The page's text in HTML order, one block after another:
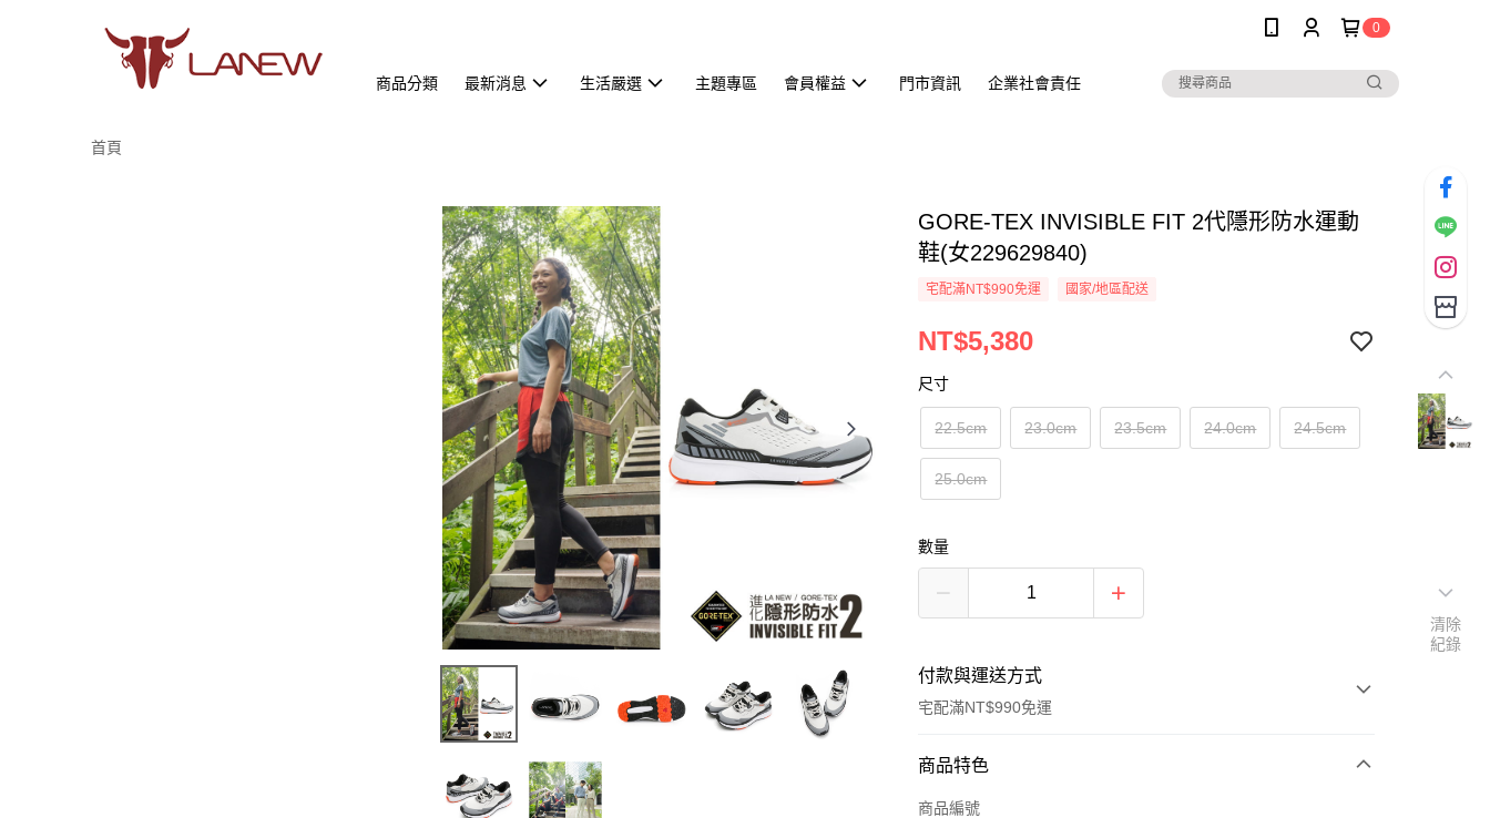
0
商品分類 最新消息 生活嚴選 主題專區 會員權益 門市資訊 企業社會責任
首頁
GORE-TEX INVISIBLE FIT 2代隱形防水運動
鞋(女229629840)
宅配滿NT$990免運 國家/地區配送
NT$5,380
尺寸
22.5cm 23.0cm 23.5cm 24.0cm 24.5cm
25.0cm
數量
付款與運送方式
宅配滿NT$990免運
付款方式
信用卡一次付款
商品特色
商品編號
清除
紀錄